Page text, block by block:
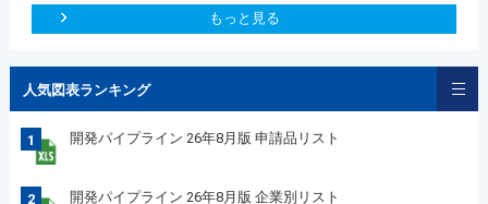
もっと見る
人気図表ランキング
1 開発パイプライン 26年8月版 申請品リスト
2 開発パイプライン 26年8月版 企業別リスト